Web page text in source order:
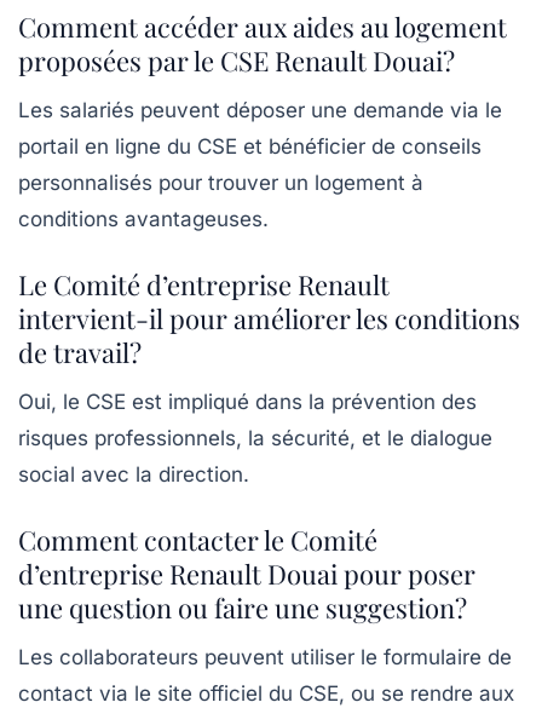
Comment accéder aux aides au logement
proposées par le CSE Renault Douai?
Les salariés peuvent déposer une demande via le
portail en ligne du CSE et bénéficier de conseils
personnalisés pour trouver un logement à
conditions avantageuses.
Le Comité d’entreprise Renault
intervient-il pour améliorer les conditions
de travail?
Oui, le CSE est impliqué dans la prévention des
risques professionnels, la sécurité, et le dialogue
social avec la direction.
Comment contacter le Comité
d’entreprise Renault Douai pour poser
une question ou faire une suggestion?
Les collaborateurs peuvent utiliser le formulaire de
contact via le site officiel du CSE, ou se rendre aux